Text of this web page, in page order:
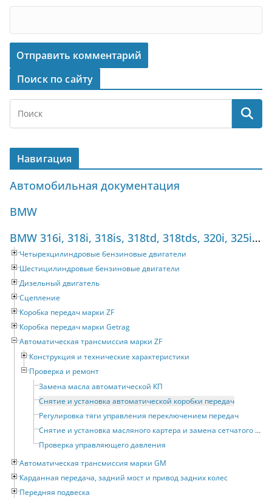
Поиск по сайту
Навигация
Автомобильная документация
BMW
BMW 316i, 318i, 318is, 318td, 318tds, 320i, 325i, 325tds (1990-1998) Руководство по ремонту
Четырехцилиндровые бензиновые двигатели
Шестицилиндровые бензиновые двигатели
Дизельный двигатель
Сцепление
Коробка передач марки ZF
Коробка передач марки Getrag
Автоматическая трансмиссия марки ZF
Конструкция и технические характеристики
Проверка и ремонт
Замена масла автоматической КП
Снятие и установка автоматической коробки передач
Регулировка тяги управления переключением передач
Снятие и установка масляного картера и замена сетчатого фильтра маслоприемника
Проверка управляющего давления
Автоматическая трансмиссия марки GM
Карданная передача, задний мост и привод задних колес
Передняя подвеска